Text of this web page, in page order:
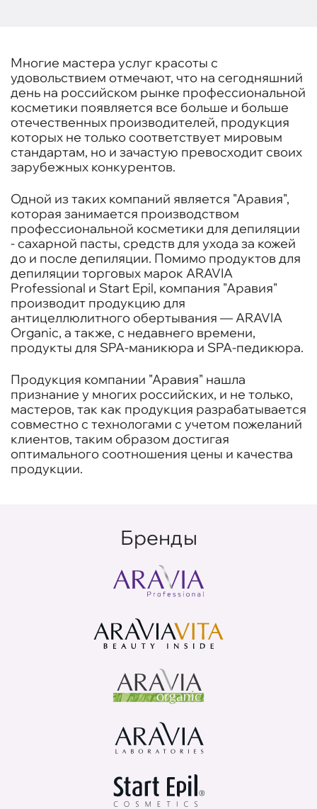
Многие мастера услуг красоты с
удовольствием отмечают, что на сегодняшний
день на российском рынке профессиональной
косметики появляется все больше и больше
отечественных производителей, продукция
которых не только соответствует мировым
стандартам, но и зачастую превосходит своих
зарубежных конкурентов.
Одной из таких компаний является "Аравия",
которая занимается производством
профессиональной косметики для депиляции
- сахарной пасты, средств для ухода за кожей
до и после депиляции. Помимо продуктов для
депиляции торговых марок ARAVIA
Professional и Start Epil, компания "Аравия"
производит продукцию для
антицеллюлитного обертывания — ARAVIA
Organic, а также, с недавнего времени,
продукты для SPA-маникюра и SPA-педикюра.
Продукция компании "Аравия" нашла
признание у многих российских, и не только,
мастеров, так как продукция разрабатывается
совместно с технологами с учетом пожеланий
клиентов, таким образом достигая
оптимального соотношения цены и качества
продукции.
Бренды